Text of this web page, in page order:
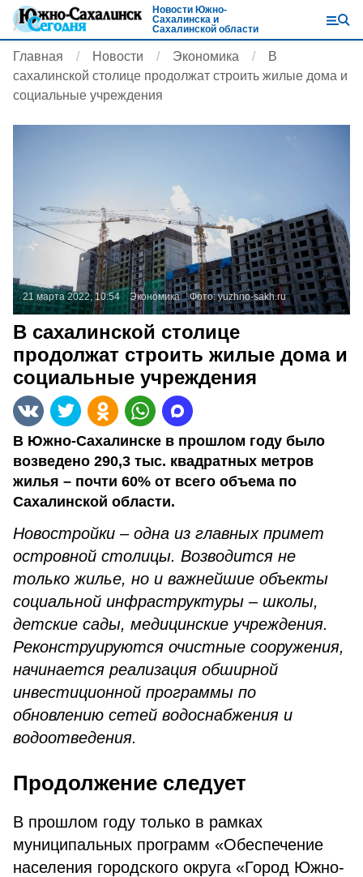
Новости Южно-
Сахалинска и
Сахалинской области
Главная Новости Экономика
В
сахалинской столице продолжат строить жилые дома и
социальные учреждения
21 марта 2022, 10:54 Экономика Фото:yuzhno-sakh.ru
В сахалинской столице
продолжат строить жилые дома и
социальные учреждения
В Южно­-Сахалинске в прошлом году было
возведено 290,3 тыс. квадратных метров
жилья – почти 60% от всего объема по
Сахалинской области.
Новостройки – одна из главных примет
островной столицы. Возводится не
только жилье, но и важнейшие объекты
социальной инфраструктуры – школы,
детские сады, медицинские учреждения.
Реконструируются очистные сооружения,
начинается реализация обширной
инвестиционной программы по
обновлению сетей водоснабжения и
водоотведения.
Продолжение следует
В прошлом году только в рамках
муниципальных программ «Обеспечение
населения городского округа «Город Южно-